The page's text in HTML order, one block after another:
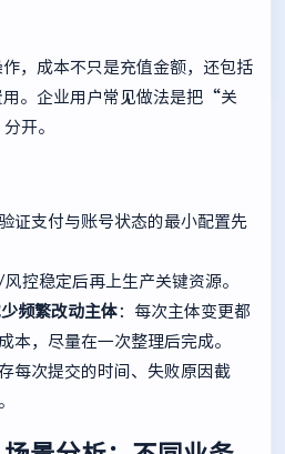
，成本不只是充值金额，还包括
用。企业用户常见做法是把“关
开。
证支付与账号状态的最小配置先
风控稳定后再上生产关键资源。
频繁改动主体 ：每次主体变更都
本，尽量在一次整理后完成。
每次提交的时间、失败原因截